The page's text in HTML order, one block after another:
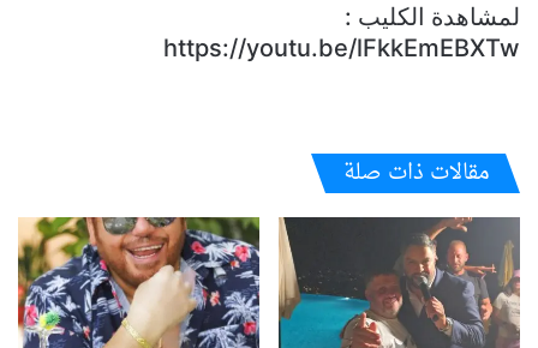
لمشاهدة الكليب :
https://youtu.be/lFkkEmEBXTw
مقالات ذات صلة